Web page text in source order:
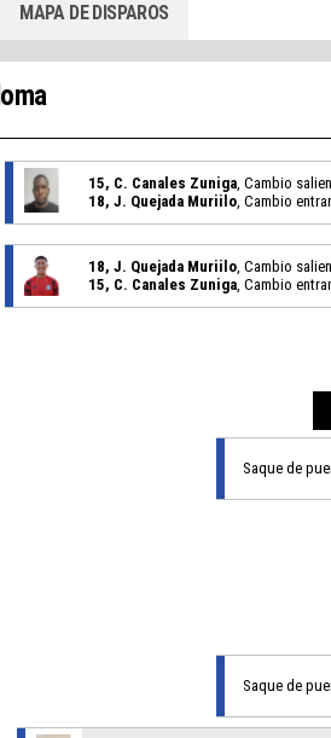
MAPA DE DISPAROS
15, C. Canales Zuniga , Cambio
18, J. Quejada Muriilo , Cambio
18, J. Quejada Muriilo , Cambio
15, C. Canales Zuniga , Cambio
Saque de
Saque de